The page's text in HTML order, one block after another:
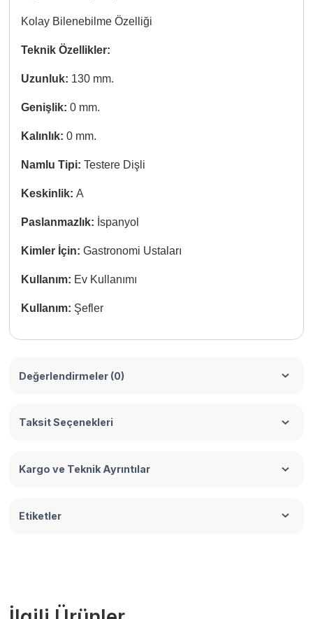
Kolay Bilenebilme Özelliği
Teknik Özellikler:
Uzunluk: 130 mm.
Genişlik: 0 mm.
Kalınlık: 0 mm.
Namlu Tipi: Testere Dişli
Keskinlik: A
Paslanmazlık: İspanyol
Kimler İçin: Gastronomi Ustaları
Kullanım: Ev Kullanımı
Kullanım: Şefler
Değerlendirmeler (0)
Taksit Seçenekleri
Kargo ve Teknik Ayrıntılar
Etiketler